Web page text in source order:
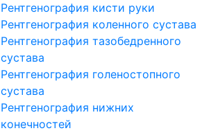
Рентгенография кисти руки
Рентгенография коленного сустава
Рентгенография тазобедренного
сустава
Рентгенография голеностопного
сустава
Рентгенография нижних
конечностей